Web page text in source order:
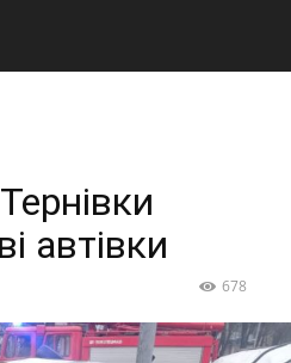
автівки
678